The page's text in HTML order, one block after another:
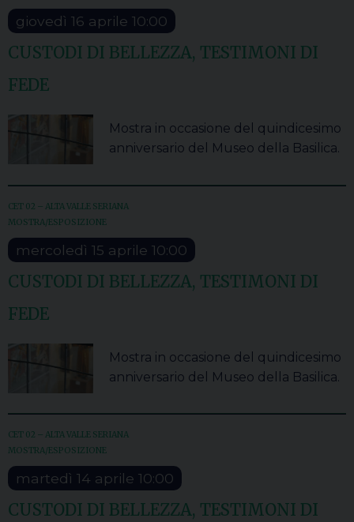
giovedì 16 aprile 10:00
CUSTODI DI BELLEZZA, TESTIMONI DI
FEDE
Mostra in occasione del quindicesimo
anniversario del Museo della Basilica.
CET 02 – ALTA VALLE SERIANA
MOSTRA/ESPOSIZIONE
mercoledì 15 aprile 10:00
CUSTODI DI BELLEZZA, TESTIMONI DI
FEDE
Mostra in occasione del quindicesimo
anniversario del Museo della Basilica.
CET 02 – ALTA VALLE SERIANA
MOSTRA/ESPOSIZIONE
martedì 14 aprile 10:00
CUSTODI DI BELLEZZA, TESTIMONI DI